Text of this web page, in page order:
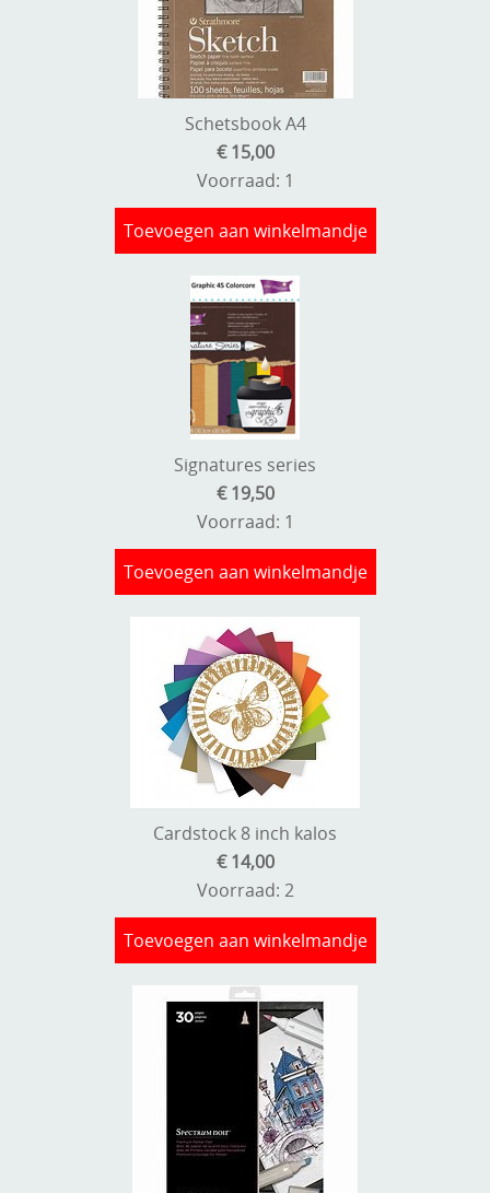
Schetsbook A4
€ 15,00
Voorraad: 1
Toevoegen aan winkelmandje
Signatures series
€ 19,50
Voorraad: 1
Toevoegen aan winkelmandje
Cardstock 8 inch kalos
€ 14,00
Voorraad: 2
Toevoegen aan winkelmandje